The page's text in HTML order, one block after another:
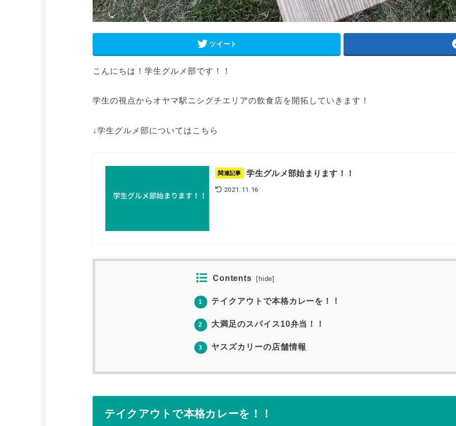
ツイート
こんにちは！学生グルメ部です！！
学生の視点からオヤマ駅ニシグチエリアの飲食店を開拓していきます！
↓学生グルメ部についてはこちら
関連記事 学生グルメ部始まります！！
2021.11.16
Contents [ hide]
1 テイクアウトで本格カレーを！！
2 大満足のスパイス10弁当！！
3 ヤスズカリーの店舗情報
テイクアウトで本格カレーを！！